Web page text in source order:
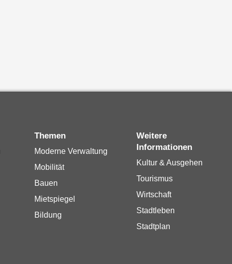
Themen
Moderne Verwaltung
Mobilität
Bauen
Mietspiegel
Bildung
Weitere
Informationen
Kultur & Ausgehen
Tourismus
Wirtschaft
Stadtleben
Stadtplan